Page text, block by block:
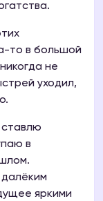
то в большой
не
уходил,
в
яркими